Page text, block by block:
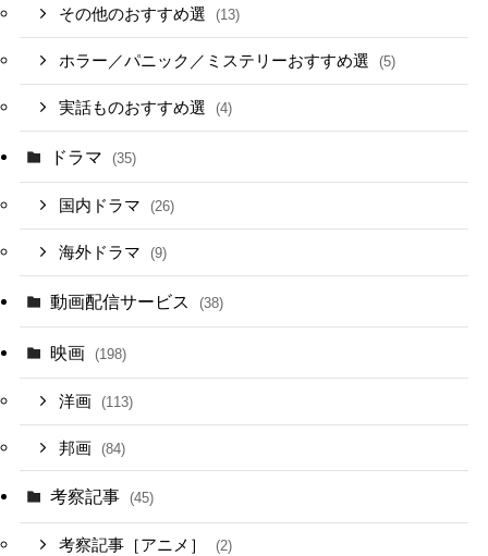
その他のおすすめ選 (13)
ホラー／パニック／ミステリーおすすめ選 (5)
実話ものおすすめ選 (4)
ドラマ (35)
国内ドラマ (26)
海外ドラマ (9)
動画配信サービス (38)
映画 (198)
洋画 (113)
邦画 (84)
考察記事 (45)
考察記事［アニメ］ (2)